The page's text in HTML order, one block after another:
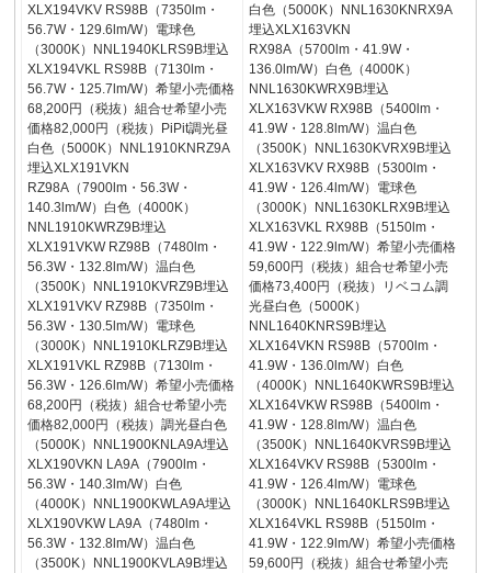
XLX194VKV RS98B（7350lm・
56.7W・129.6lm/W）電球色
（3000K）NNL1940KLRS9B埋込
XLX194VKL RS98B（7130lm・
56.7W・125.7lm/W）希望小売価格
68,200円（税抜）組合せ希望小売
価格82,000円（税抜）PiPit調光昼
白色（5000K）NNL1910KNRZ9A
埋込XLX191VKN
RZ98A（7900lm・56.3W・
140.3lm/W）白色（4000K）
NNL1910KWRZ9B埋込
XLX191VKW RZ98B（7480lm・
56.3W・132.8lm/W）温白色
（3500K）NNL1910KVRZ9B埋込
XLX191VKV RZ98B（7350lm・
56.3W・130.5lm/W）電球色
（3000K）NNL1910KLRZ9B埋込
XLX191VKL RZ98B（7130lm・
56.3W・126.6lm/W）希望小売価格
68,200円（税抜）組合せ希望小売
価格82,000円（税抜）調光昼白色
（5000K）NNL1900KNLA9A埋込
XLX190VKN LA9A（7900lm・
56.3W・140.3lm/W）白色
（4000K）NNL1900KWLA9A埋込
XLX190VKW LA9A（7480lm・
56.3W・132.8lm/W）温白色
（3500K）NNL1900KVLA9B埋込
白色（5000K）NNL1630KNRX9A
埋込XLX163VKN
RX98A（5700lm・41.9W・
136.0lm/W）白色（4000K）
NNL1630KWRX9B埋込
XLX163VKW RX98B（5400lm・
41.9W・128.8lm/W）温白色
（3500K）NNL1630KVRX9B埋込
XLX163VKV RX98B（5300lm・
41.9W・126.4lm/W）電球色
（3000K）NNL1630KLRX9B埋込
XLX163VKL RX98B（5150lm・
41.9W・122.9lm/W）希望小売価格
59,600円（税抜）組合せ希望小売
価格73,400円（税抜）リベコム調
光昼白色（5000K）
NNL1640KNRS9B埋込
XLX164VKN RS98B（5700lm・
41.9W・136.0lm/W）白色
（4000K）NNL1640KWRS9B埋込
XLX164VKW RS98B（5400lm・
41.9W・128.8lm/W）温白色
（3500K）NNL1640KVRS9B埋込
XLX164VKV RS98B（5300lm・
41.9W・126.4lm/W）電球色
（3000K）NNL1640KLRS9B埋込
XLX164VKL RS98B（5150lm・
41.9W・122.9lm/W）希望小売価格
59,600円（税抜）組合せ希望小売